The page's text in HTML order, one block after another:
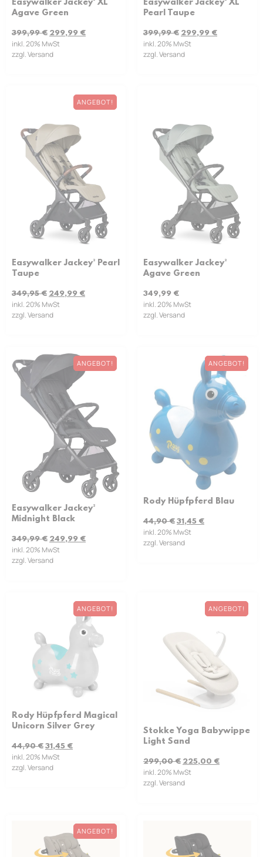
Easywalker Jackey² XL
Agave Green
399,99€ 299,99 €
inkl. 20% MwSt
zzgl. Versand
Easywalker Jackey² XL
Pearl Taupe
399,99€ 299,99 €
inkl. 20% MwSt
zzgl. Versand
ANGEBOT!
Easywalker Jackey² Pearl
Taupe
349,95€ 249,99 €
inkl. 20% MwSt
zzgl. Versand
Easywalker Jackey²
Agave Green
349,99 €
inkl. 20% MwSt
zzgl. Versand
ANGEBOT!
Easywalker Jackey²
Midnight Black
349,99€ 249,99 €
inkl. 20% MwSt
zzgl. Versand
ANGEBOT!
Rody Hüpfpferd Blau
44,90€ 31,45 €
inkl. 20% MwSt
zzgl. Versand
ANGEBOT!
Rody Hüpfpferd Magical
Unicorn Silver Grey
44,90€ 31,45 €
inkl. 20% MwSt
zzgl. Versand
ANGEBOT!
Stokke Yoga Babywippe
Light Sand
299,00€ 225,00 €
inkl. 20% MwSt
zzgl. Versand
ANGEBOT!